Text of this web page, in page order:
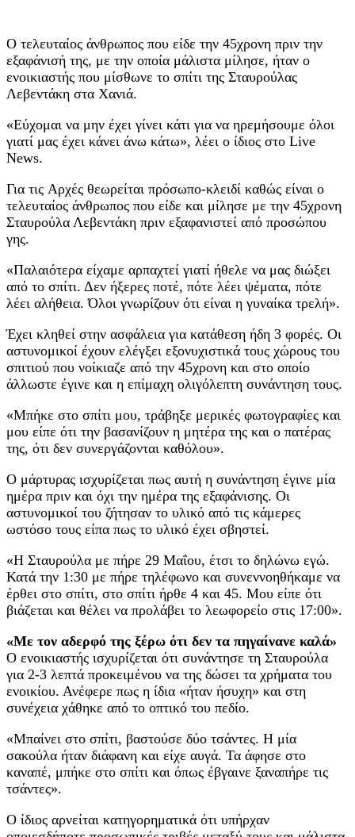
Ο τελευταίος άνθρωπος που είδε την 45χρονη πριν την
εξαφάνισή της, με την οποία μάλιστα μίλησε, ήταν ο
ενοικιαστής που μίσθωνε το σπίτι της Σταυρούλας
Λεβεντάκη στα Χανιά.
«Εύχομαι να μην έχει γίνει κάτι για να ηρεμήσουμε όλοι
γιατί μας έχει κάνει άνω κάτω», λέει ο ίδιος στο Live
News.
Για τις Aρχές θεωρείται πρόσωπο-κλειδί καθώς είναι ο
τελευταίος άνθρωπος που είδε και μίλησε με την 45χρονη
Σταυρούλα Λεβεντάκη πριν εξαφανιστεί από προσώπου
γης.
«Παλαιότερα είχαμε αρπαχτεί γιατί ήθελε να μας διώξει
από το σπίτι. Δεν ήξερες ποτέ, πότε λέει ψέματα, πότε
λέει αλήθεια. Όλοι γνωρίζουν ότι είναι η γυναίκα τρελή».
Έχει κληθεί στην ασφάλεια για κατάθεση ήδη 3 φορές. Οι
αστυνομικοί έχουν ελέγξει εξονυχιστικά τους χώρους του
σπιτιού που νοίκιαζε από την 45χρονη και στο οποίο
άλλωστε έγινε και η επίμαχη ολιγόλεπτη συνάντηση τους.
«Μπήκε στο σπίτι μου, τράβηξε μερικές φωτογραφίες και
μου είπε ότι την βασανίζουν η μητέρα της και ο πατέρας
της, ότι δεν συνεργάζονται καθόλου».
Ο μάρτυρας ισχυρίζεται πως αυτή η συνάντηση έγινε μία
ημέρα πριν και όχι την ημέρα της εξαφάνισης. Οι
αστυνομικοί του ζήτησαν το υλικό από τις κάμερες
ωστόσο τους είπα πως το υλικό έχει σβηστεί.
«Η Σταυρούλα με πήρε 29 Μαΐου, έτσι το δηλώνω εγώ.
Κατά την 1:30 με πήρε τηλέφωνο και συνεννοηθήκαμε να
έρθει στο σπίτι, στο σπίτι ήρθε 4 και 45. Μου είπε ότι
βιάζεται και θέλει να προλάβει το λεωφορείο στις 17:00».
«Με τον αδερφό της ξέρω ότι δεν τα πηγαίνανε καλά»
Ο ενοικιαστής ισχυρίζεται ότι συνάντησε τη Σταυρούλα
για 2-3 λεπτά προκειμένου να της δώσει τα χρήματα του
ενοικίου. Ανέφερε πως η ίδια «ήταν ήσυχη» και στη
συνέχεια χάθηκε από το οπτικό του πεδίο.
«Μπαίνει στο σπίτι, βαστούσε δύο τσάντες. Η μία
σακούλα ήταν διάφανη και είχε αυγά. Τα άφησε στο
καναπέ, μπήκε στο σπίτι και όπως έβγαινε ξαναπήρε τις
τσάντες».
Ο ίδιος αρνείται κατηγορηματικά ότι υπήρχαν